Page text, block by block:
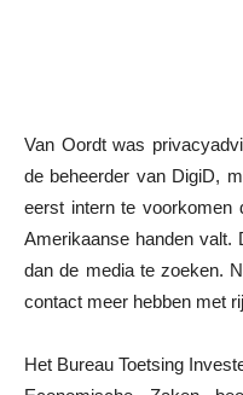
Van Oordt was
de beheerder van DigiD,
eerst intern te voorkomen
Amerikaanse handen valt.
dan de media te zoeken.
contact meer hebben met
Het Bureau Toetsing